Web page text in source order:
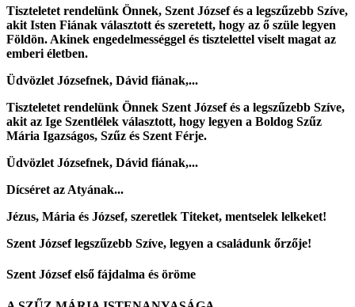
Tiszteletet rendelünk Önnek, Szent József és a legszűzebb Szíve,
akit Isten Fiának választott és szeretett, hogy az ő szüle legyen
Földön. Akinek engedelmességgel és tisztelettel viselt magat az
emberi életben.
Üdvözlet Józsefnek, Dávid fiának,...
Tiszteletet rendelünk Önnek Szent József és a legszűzebb Szíve,
akit az Ige Szentlélek választott, hogy legyen a Boldog Szűz
Mária Igazságos, Szűz és Szent Férje.
Üdvözlet Józsefnek, Dávid fiának,...
Dícséret az Atyának...
Jézus, Mária és József, szeretlek Titeket, mentselek lelkeket!
Szent József legszűzebb Szíve, legyen a családunk őrzője!
Szent József első fájdalma és öröme